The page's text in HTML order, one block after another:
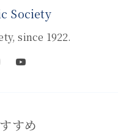
Society
since 1922.
すめ